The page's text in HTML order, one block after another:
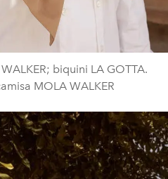
biquini LA GOTTA.
MOLA WALKER